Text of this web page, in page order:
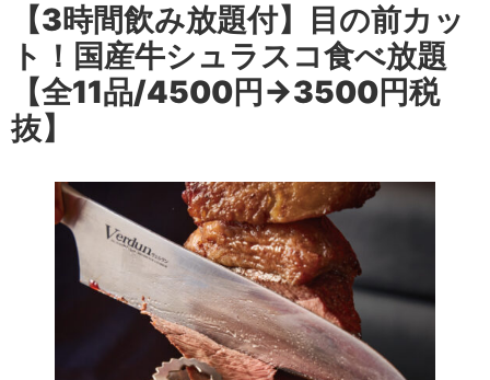
【3時間飲み放題付】目の前カッ
ト！国産牛シュラスコ食べ放題
【全11品/4500円→3500円税
抜】